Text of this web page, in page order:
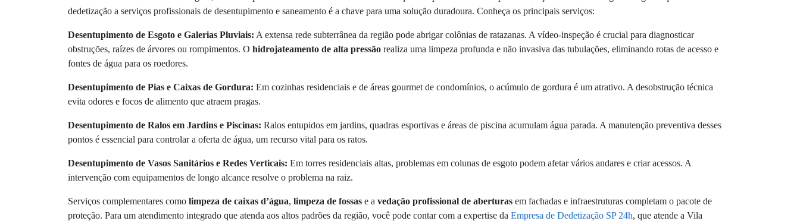
dedetização a serviços profissionais de desentupimento e saneamento é a chave para uma solução duradoura. Conheça os principais serviços:
Desentupimento de Esgoto e Galerias Pluviais: A extensa rede subterrânea da região pode abrigar colônias de ratazanas. A vídeo-inspeção é crucial para diagnosticar
obstruções, raízes de árvores ou rompimentos. O hidrojateamento de alta pressão realiza uma limpeza profunda e não invasiva das tubulações, eliminando rotas de acesso e
fontes de água para os roedores.
Desentupimento de Pias e Caixas de Gordura: Em cozinhas residenciais e de áreas gourmet de condomínios, o acúmulo de gordura é um atrativo. A desobstrução técnica
evita odores e focos de alimento que atraem pragas.
Desentupimento de Ralos em Jardins e Piscinas: Ralos entupidos em jardins, quadras esportivas e áreas de piscina acumulam água parada. A manutenção preventiva desses
pontos é essencial para controlar a oferta de água, um recurso vital para os ratos.
Desentupimento de Vasos Sanitários e Redes Verticais: Em torres residenciais altas, problemas em colunas de esgoto podem afetar vários andares e criar acessos. A
intervenção com equipamentos de longo alcance resolve o problema na raiz.
Serviços complementares como limpeza de caixas d’água, limpeza de fossas e a vedação profissional de aberturas em fachadas e infraestruturas completam o pacote de
proteção. Para um atendimento integrado que atenda aos altos padrões da região, você pode contar com a expertise da Empresa de Dedetização SP 24h, que atende a Vila